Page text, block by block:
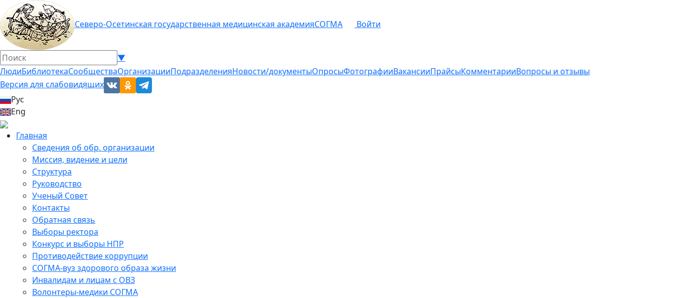
Северо-Осетинская государственная медицинская академияСОГМА Войти
▼
ЛюдиБиблиотекаСообществаОрганизацииПодразделенияНовости/документыОпросыФотографииВакансииПрайсыКомментарииВопросы и отзывы
Версия для слабовидящих
Рус
Eng
Главная
Сведения об обр. организации
Миссия, видение и цели
Структура
Руководство
Ученый Совет
Контакты
Обратная связь
Выборы ректора
Конкурс и выборы НПР
Противодействие коррупции
СОГМА-вуз здорового образа жизни
Инвалидам и лицам с ОВЗ
Волонтеры-медики СОГМА